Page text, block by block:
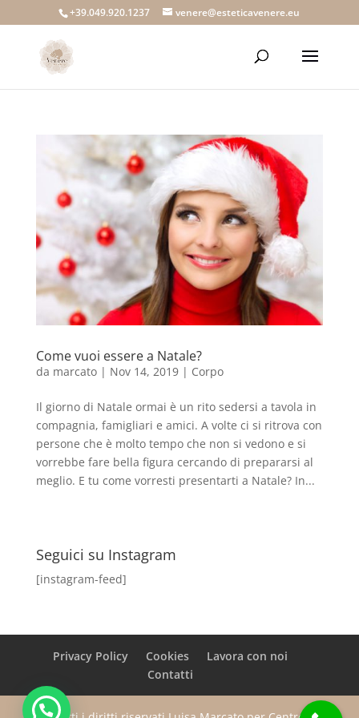
+39.049.920.1237 venere@esteticavenere.eu
Come vuoi essere a Natale?
da marcato| Nov 14, 2019| Corpo
Il giorno di Natale ormai è un rito sedersi a tavola in
compagnia, famigliari e amici. A volte ci si ritrova con
persone che è molto tempo che non si vedono e si
vorrebbe fare bella figura cercando di prepararsi al
meglio. E tu come vorresti presentarti a Natale? In...
Seguici su Instagram
[instagram-feed]
Privacy Policy Cookies
Lavora con noi
Contatti